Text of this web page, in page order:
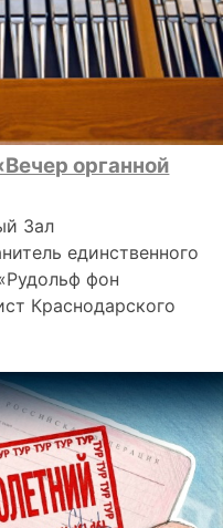
органной
Зал
единственного
фон
Краснодарского